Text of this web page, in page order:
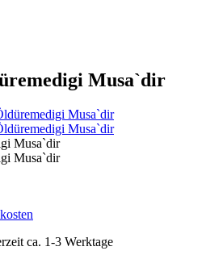
Musa`dir
ca. 1-3 Werktage